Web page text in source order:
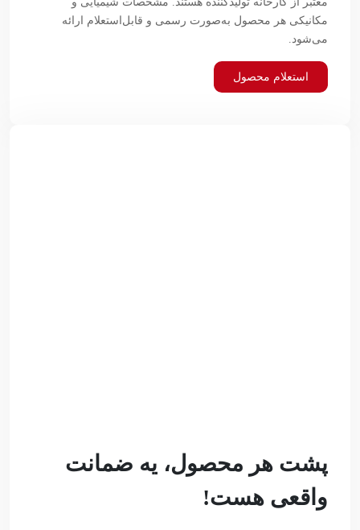
مکانیکی هر محصول به‌صورت رسمی و قابل‌استعلام ارائه
می‌شود.
استعلام محصول
پشت هر محصول، یه ضمانت
واقعی هست!